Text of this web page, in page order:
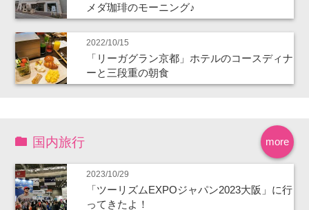
メダ珈琲のモーニング♪
2022/10/15
「リーガグラン京都」ホテルのコースディナ
ーと三段重の朝食
more
国内旅行
2023/10/29
「ツーリズムEXPOジャパン2023大阪」に行
ってきたよ！